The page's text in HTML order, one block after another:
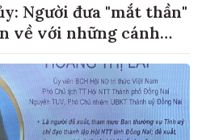
Người đưa "mắt thần"
về với những cánh